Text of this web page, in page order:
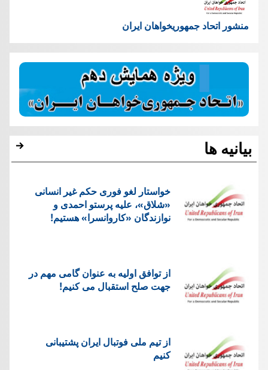
منشور اتحاد جمهوریخواهان ایران
بیانیه ها
خواستار لغو فوری حکم غیر انسانی
«شلاق»، علیه پرستو احمدی و
نوازندگان «کاروانسرا» هستیم!
از توافق اولیه به عنوان گامی مهم در
جهت صلح استقبال می کنیم!
از تیم ملی فوتبال ایران پشتیبانی
کنیم